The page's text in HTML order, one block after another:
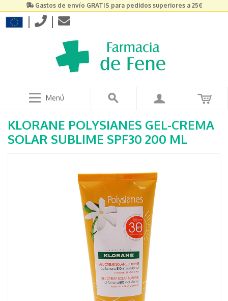
Gastos de envío GRATIS para pedidos superiores a 25€
| |
Menú
KLORANE POLYSIANES GEL-CREMA
SOLAR SUBLIME SPF30 200 ML